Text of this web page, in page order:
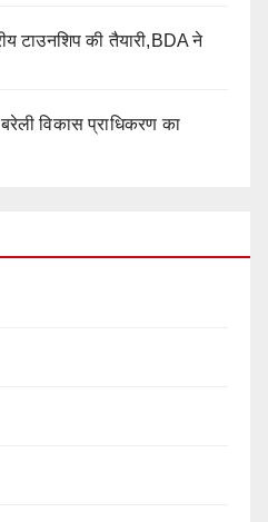
टाउनशिप की तैयारी,BDA ने
विकास प्राधिकरण का